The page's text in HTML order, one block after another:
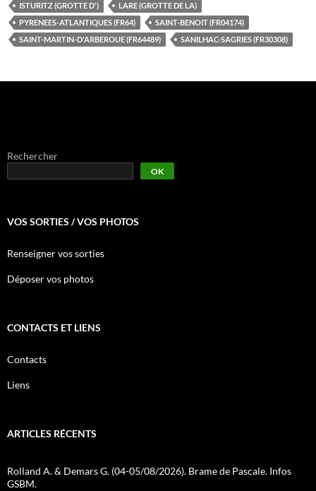
ISTURITZ (GROTTE D')
LARE (GROTTE DE LA)
PYRENEES-ATLANTIQUES (FR64)
SAINT-BENOIT (FR04174)
SAINT-MARTIN-D'ARBEROUE (FR64489)
SANILHAC-SAGRIES (FR30308)
Rechercher
OK
VOS SORTIES / VOS PHOTOS
Renseigner vos sorties
Déposer vos photos
CONTACTS ET LIENS
Contacts
Liens
ARTICLES RÉCENTS
Rolland A. & Demars G. (04-05/08/2026). Brame de Pascale. Infos
GSBM.